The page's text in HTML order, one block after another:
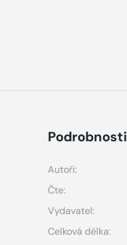
Podrobnosti
Autoři:
Čte:
Vydavatel:
Celková délka: